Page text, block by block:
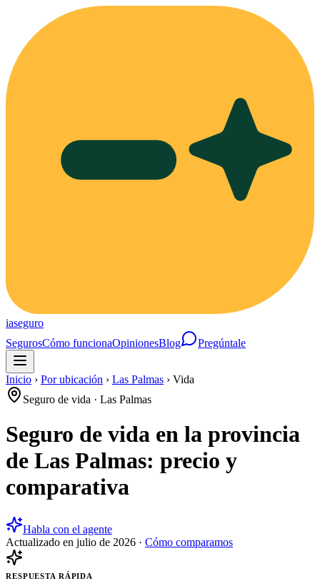
iaseguro
SegurosCómo funcionaOpinionesBlog Pregúntale
Inicio › Por ubicación › Las Palmas › Vida
Seguro de vida · Las Palmas
Seguro de vida en la provincia
de Las Palmas: precio y
comparativa
Habla con el agente
Actualizado en julio de 2026 · Cómo comparamos
RESPUESTA RÁPIDA